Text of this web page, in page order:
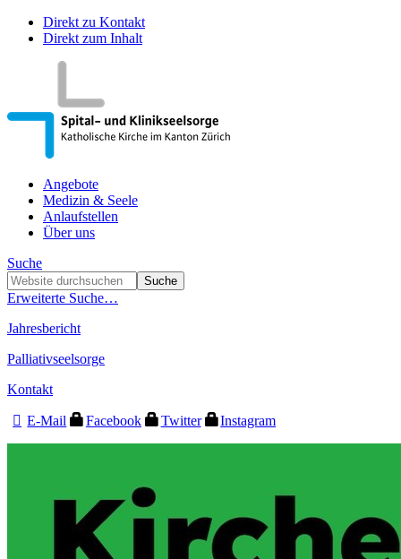
Direkt zu Kontakt
Direkt zum Inhalt
Angebote
Medizin & Seele
Anlaufstellen
Über uns
Suche
Erweiterte Suche…
Jahresbericht
Palliativseelsorge
Kontakt
E-Mail Facebook Twitter Instagram